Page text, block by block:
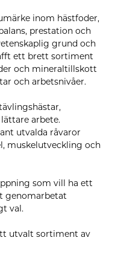
inom hästfoder,
prestation och
grund och
ett brett sortiment
och mineraltillskott
och arbetsnivåer.
arbete.
utvalda råvaror
muskelutveckling och
som vill ha ett
genomarbetat
val.
utvalt sortiment av